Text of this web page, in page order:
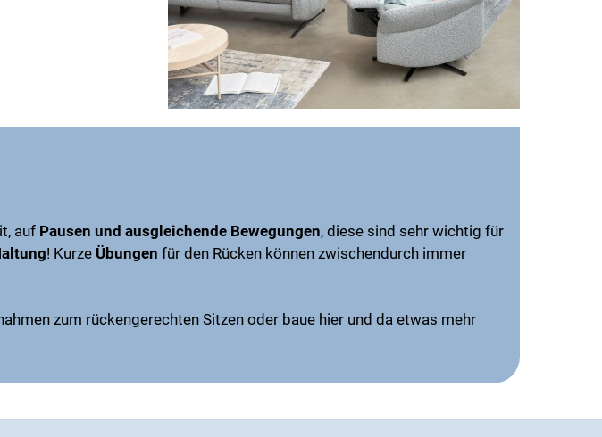
auf Pausen und ausgleichende Bewegungen, diese sind sehr wichtig für
! Kurze Übungen für den Rücken können zwischendurch immer
zum rückengerechten Sitzen oder baue hier und da etwas mehr